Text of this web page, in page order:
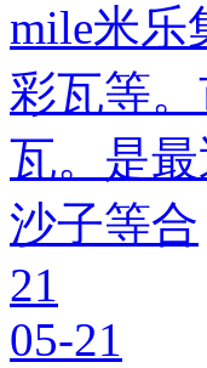
mile米乐
彩瓦等
瓦。是
沙子等合
21
05-21